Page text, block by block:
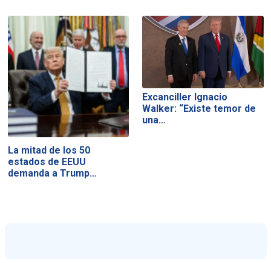
La mitad de los 50
estados de EEUU
demanda a Trump…
Excanciller Ignacio
Walker: “Existe temor de
una…